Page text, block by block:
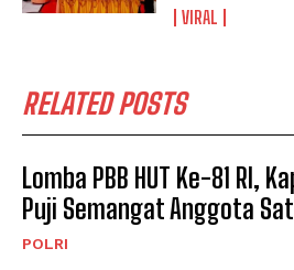
VIRAL
RELATED POSTS
Lomba PBB HUT Ke-81 RI,
Puji Semangat Anggota
POLRI